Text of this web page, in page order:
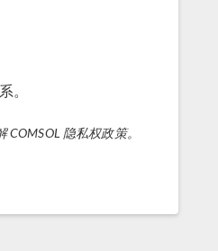
。
COMSOL 隐私权政策。